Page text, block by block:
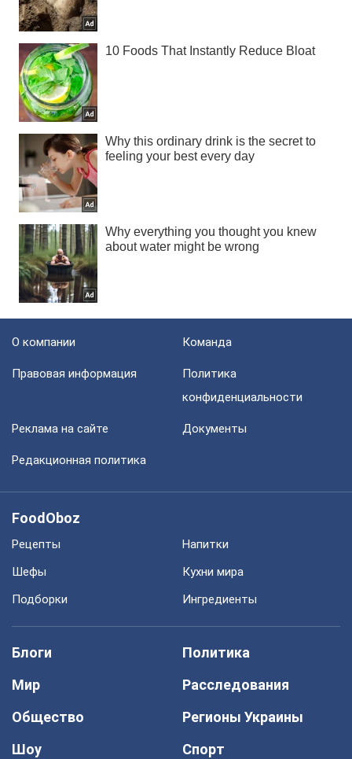
О компании Команда
Правовая информация
Политика
конфиденциальности
Реклама на сайте Документы
Редакционная политика
FoodOboz
Рецепты
Напитки
Шефы
Кухни мира
Подборки
Ингредиенты
Блоги
Политика
Мир
Расследования
Общество
Регионы Украины
Шоу
Спорт